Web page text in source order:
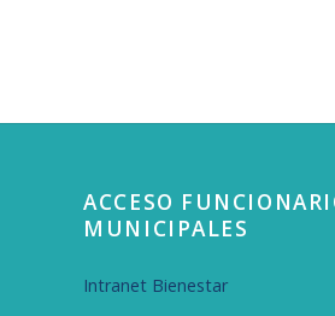
ACCESO
MUNICIPALES
Intranet Bienestar